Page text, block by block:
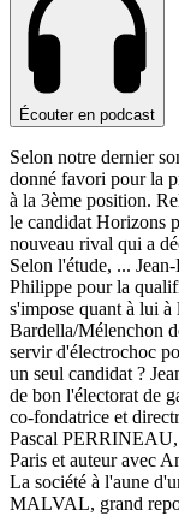
Écouter en podcast
Selon notre dernier
donné favori pour la
à la 3ème position.
le candidat Horizons
nouveau rival qui a
Selon l'étude, ...
Philippe pour la
s'impose quant à lui
Bardella/Mélenchon
servir d'électrochoc
un seul candidat ?
de bon l'électorat de
co-fondatrice et
Pascal PERRINEAU,
Paris et auteur avec
La société à l'aune
MALVAL, grand